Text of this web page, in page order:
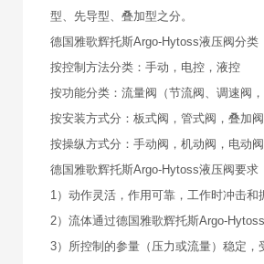
型、先导型、叠加型之分。
德国雅歌辉托斯Argo-Hytoss液压阀分类
按控制方法分类：手动，电控，液控
按功能分类：流量阀（节流阀、调速阀
按安装方式分：板式阀，管式阀，叠加
按操纵方式分：手动阀，机动阀，电动
德国雅歌辉托斯Argo-Hytoss液压阀要求
1）动作灵活，作用可靠，工作时冲击
2）流体通过德国雅歌辉托斯Argo-
3）所控制的参量（压力或流量）稳定，